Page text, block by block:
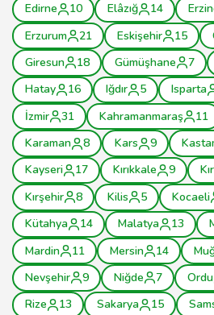
Edirne
10 Elâzığ 14
Erzurum
21 Eskişehir 15
Giresun
18 Gümüşhane 7
Hatay
16 Iğdır 5 Isparta
İzmir
31 Kahramanmaraş 11
Karaman
8 Kars 9
Kayseri
17 Kırıkkale 9
Kırşehir
8 Kilis 5 Kocaeli
Kütahya
14 Malatya 13
Mardin
11 Mersin 14
Nevşehir
9 Niğde 7 Ordu
Rize
13 Sakarya 15